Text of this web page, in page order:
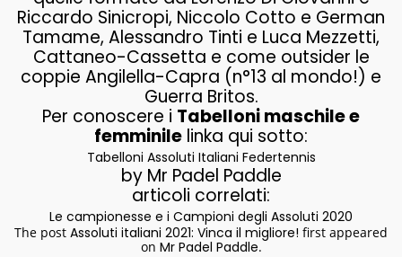
Riccardo Sinicropi, Niccolo Cotto e German
Tamame, Alessandro Tinti e Luca Mezzetti,
Cattaneo-Cassetta e come outsider le
coppie Angilella-Capra (n°13 al mondo!) e
Guerra Britos.
Per conoscere i Tabelloni maschile e
femminile linka qui sotto:
Tabelloni Assoluti Italiani Federtennis
by Mr Padel Paddle
articoli correlati:
Le campionesse e i Campioni degli Assoluti 2020
The post Assoluti italiani 2021: Vinca il migliore! first appeared
on Mr Padel Paddle.